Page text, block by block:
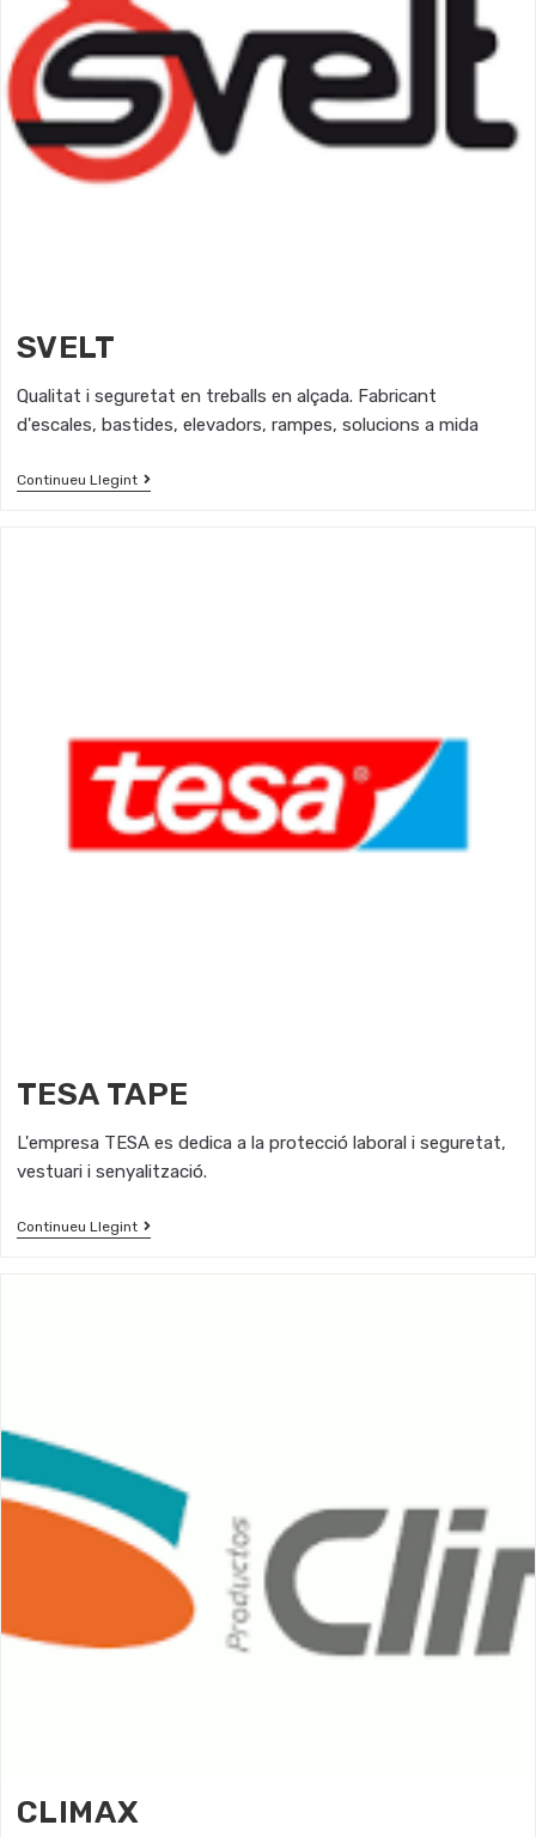
SVELT
Qualitat i seguretat en treballs en alçada. Fabricant
d'escales, bastides, elevadors, rampes, solucions a mida
Continueu Llegint
TESA TAPE
L'empresa TESA es dedica a la protecció laboral i seguretat,
vestuari i senyalització.
Continueu Llegint
CLIMAX